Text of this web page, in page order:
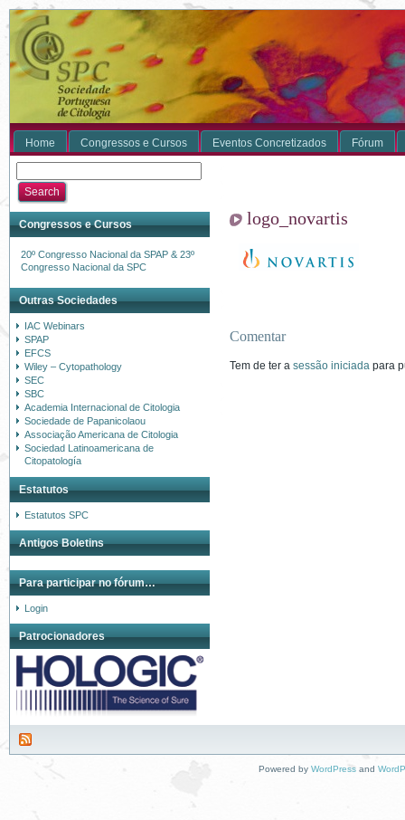
Home Congressos e Cursos Eventos Concretizados Fórum
Congressos e Cursos
20º Congresso Nacional da SPAP & 23º
Congresso Nacional da SPC
Outras Sociedades
IAC Webinars
SPAP
EFCS
Wiley – Cytopathology
SEC
SBC
Academia Internacional de Citologia
Sociedade de Papanicolaou
Associação Americana de Citologia
Sociedad Latinoamericana de
Citopatología
Estatutos
Estatutos SPC
Antigos Boletins
Para participar no fórum…
Login
Patrocionadores
logo_novartis
Comentar
Tem de ter a sessão iniciada para
Powered by WordPressand